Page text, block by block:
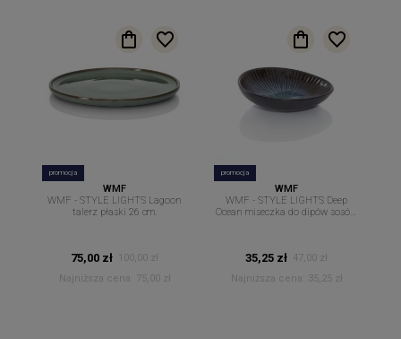
promocja
WMF
WMF - STYLE LIGHTS Lagoon
talerz płaski 26 cm.
75,00 zł
100,00 zł
Najniższa cena:
75,00 zł
promocja
WMF
WMF - STYLE LIGHTS Deep
Ocean miseczka do dipów sosów
35,25 zł
47,00 zł
Najniższa cena:
35,25 zł